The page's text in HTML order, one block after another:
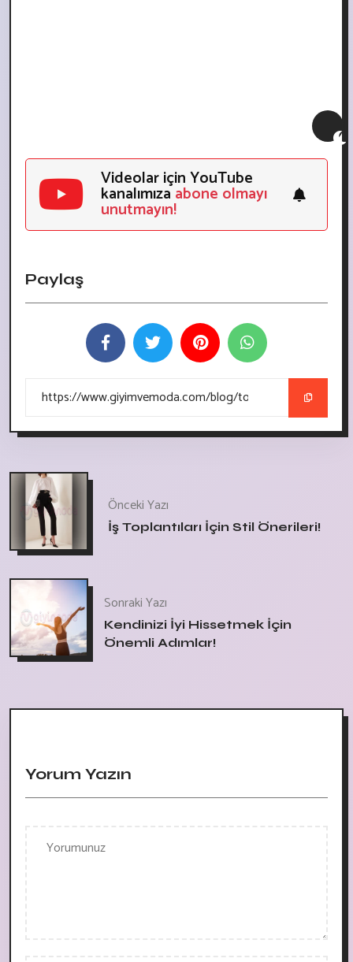
Videolar için YouTube
kanalımızaabone olmayı
unutmayın!
Paylaş
Önceki Yazı
İş Toplantıları İçin Stil Önerileri!
Sonraki Yazı
Kendinizi İyi Hissetmek İçin
Önemli Adımlar!
Yorum Yazın